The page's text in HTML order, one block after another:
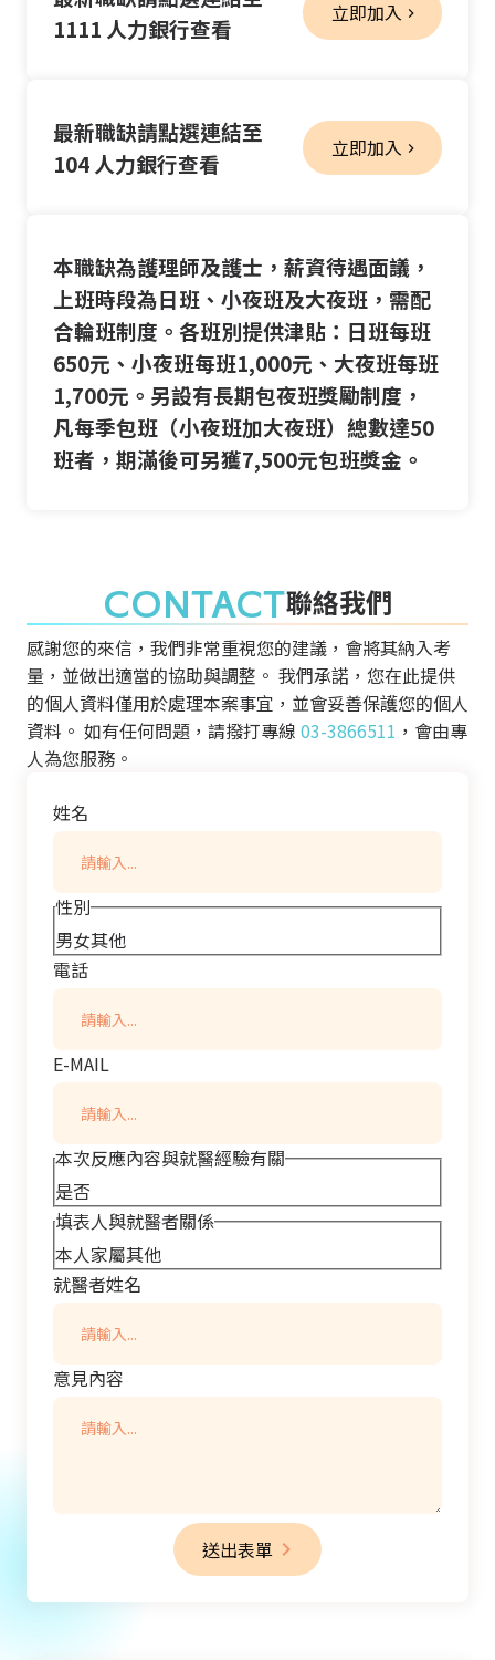
1111 人力銀行查看
立即加入
最新職缺請點選連結至
104 人力銀行查看
立即加入
本職缺為護理師及護士，薪資待遇面議，
上班時段為日班、小夜班及大夜班，需配
合輪班制度。各班別提供津貼：日班每班
650元、小夜班每班1,000元、大夜班每班
1,700元。另設有長期包夜班獎勵制度，
凡每季包班（小夜班加大夜班）總數達50
班者，期滿後可另獲7,500元包班獎金。
CONTACT聯絡我們
感謝您的來信，我們非常重視您的建議，會將其納入考
量，並做出適當的協助與調整。 我們承諾，您在此提供
的個人資料僅用於處理本案事宜，並會妥善保護您的個人
資料。 如有任何問題，請撥打專線 03-3866511 ，會由專
人為您服務。
姓名
性別
男女其他
電話
E-MAIL
本次反應內容與就醫經驗有關
是否
填表人與就醫者關係
本人家屬其他
就醫者姓名
意見內容
送出表單